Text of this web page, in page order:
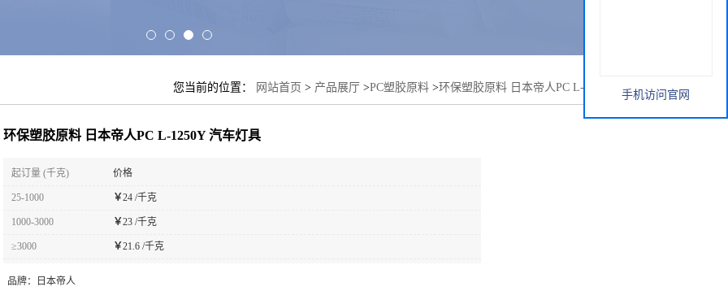
您当前的位置： 网站首页 > 产品展厅 >PC塑胶原料 >环保塑胶原料 日本帝人PC L-1250Y 汽车灯具
环保塑胶原料 日本帝人PC L-1250Y 汽车灯具
起订量 (千克) 价格
25-1000 ￥24 /千克
1000-3000 ￥23 /千克
≥3000 ￥21.6 /千克
品牌： 日本帝人
手机访问官网